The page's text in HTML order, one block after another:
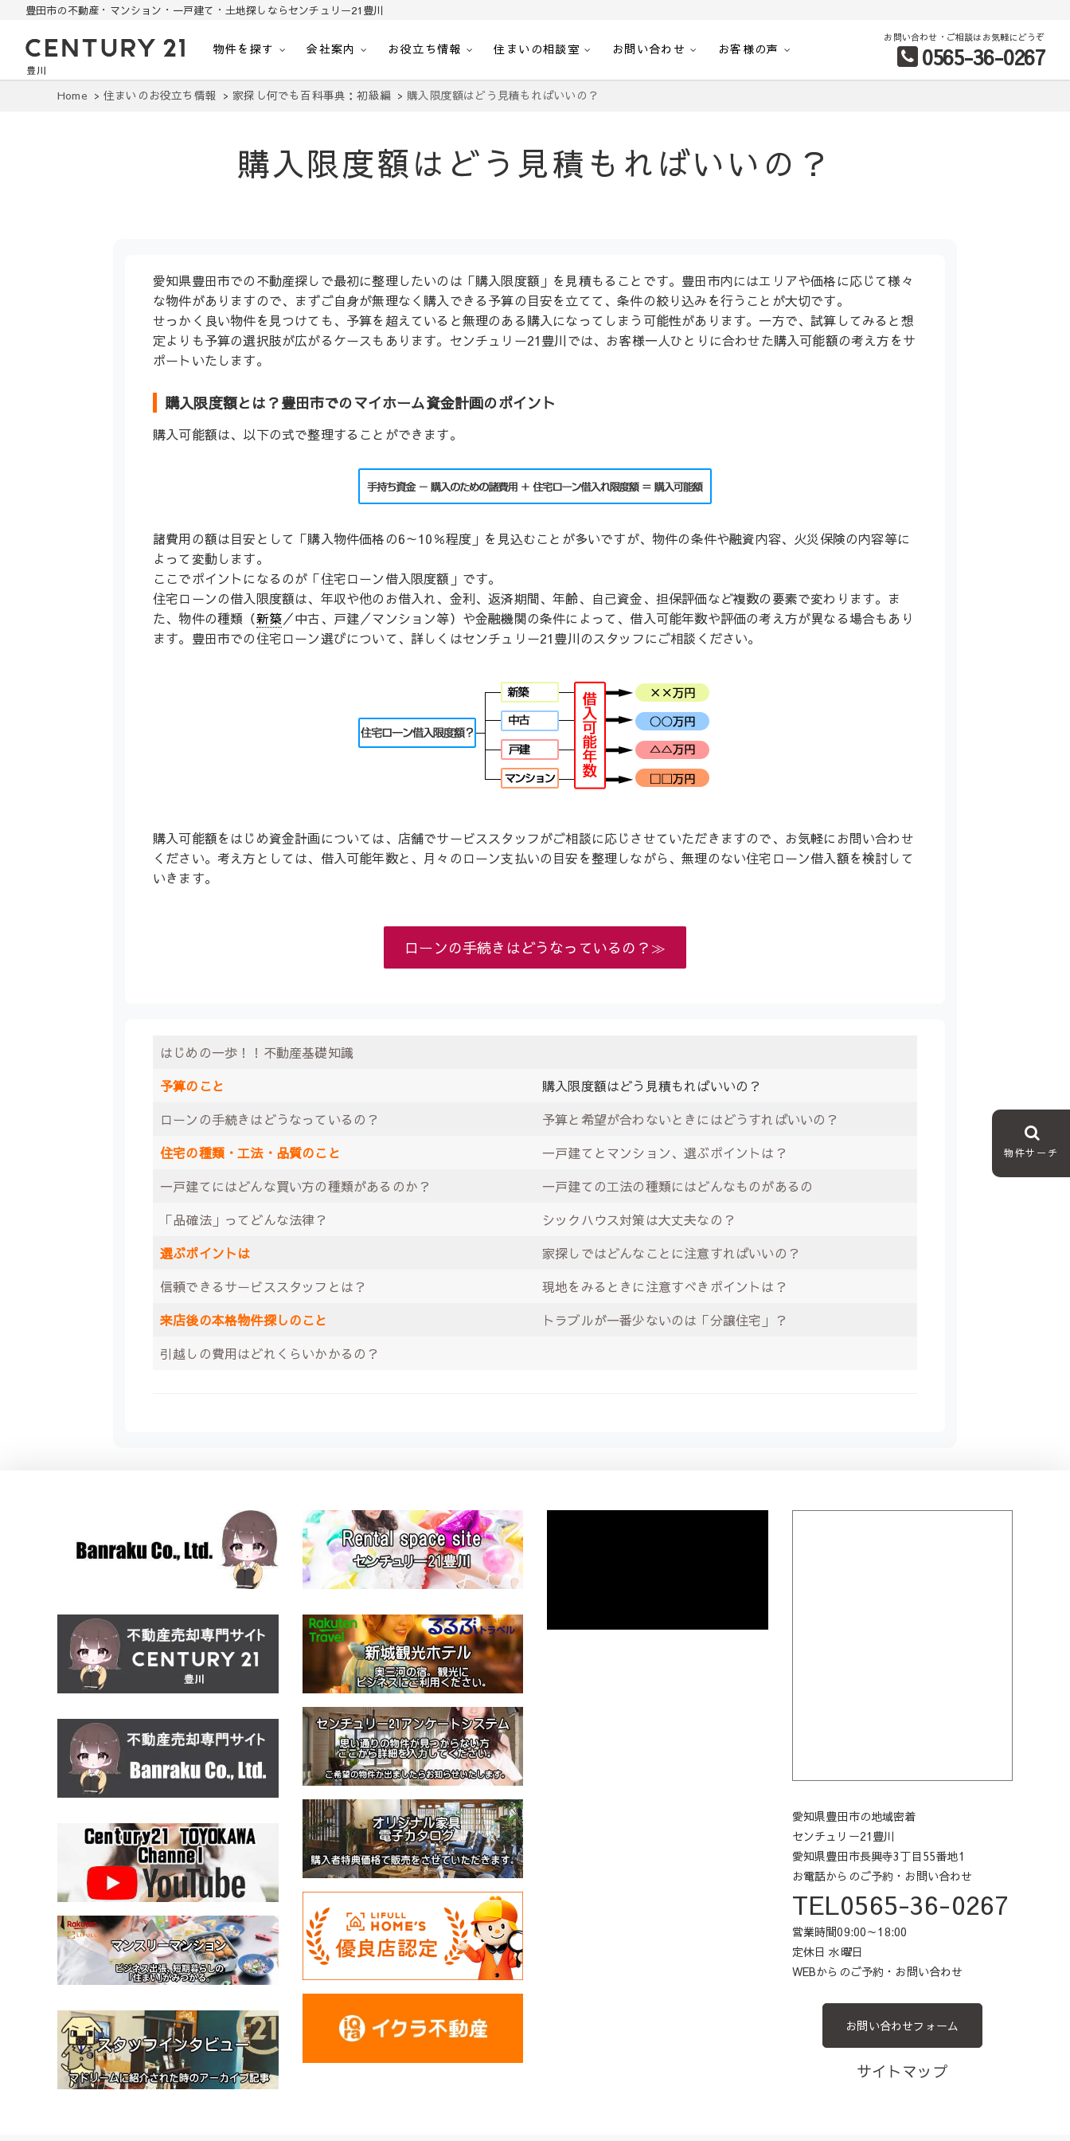
豊田市の不動産・マンション・一戸建て・土地探しならセンチュリー21豊川
豊田市の中古住宅・土地・リノベ物件探し｜センチュリー21豊川
物件を探す 会社案内 お役立ち情報 住まいの相談室 お問い合わせ お客様の声
お問い合わせ・ご相談はお気軽にどうぞ
0565-36-0267
Home 住まいのお役立ち情報 家探し何でも百科事典：初級編 購入限度額はどう見積もればいいの？
購入限度額はどう見積もればいいの？
愛知県豊田市での不動産探しで最初に整理したいのは「購入限度額」を見積もることです。豊田市内にはエリアや価格に応じて様々
な物件がありますので、まずご自身が無理なく購入できる予算の目安を立てて、条件の絞り込みを行うことが大切です。
せっかく良い物件を見つけても、予算を超えていると無理のある購入になってしまう可能性があります。一方で、試算してみると想
定よりも予算の選択肢が広がるケースもあります。センチュリー21豊川では、お客様一人ひとりに合わせた購入可能額の考え方をサ
ポートいたします。
購入限度額とは？豊田市でのマイホーム資金計画のポイント
購入可能額は、以下の式で整理することができます。
諸費用の額は目安として「購入物件価格の6～10％程度」を見込むことが多いですが、物件の条件や融資内容、火災保険の内容等に
よって変動します。
ここでポイントになるのが「住宅ローン借入限度額」です。
住宅ローンの借入限度額は、年収や他のお借入れ、金利、返済期間、年齢、自己資金、担保評価など複数の要素で変わります。ま
た、物件の種類（新築／中古、戸建／マンション等）や金融機関の条件によって、借入可能年数や評価の考え方が異なる場合もあり
ます。豊田市での住宅ローン選びについて、詳しくはセンチュリー21豊川のスタッフにご相談ください。
購入可能額をはじめ資金計画については、店舗でサービススタッフがご相談に応じさせていただきますので、お気軽にお問い合わせ
ください。考え方としては、借入可能年数と、月々のローン支払いの目安を整理しながら、無理のない住宅ローン借入額を検討して
いきます。
ローンの手続きはどうなっているの？≫
はじめの一歩！！不動産基礎知識
予算のこと
購入限度額はどう見積もればいいの？
ローンの手続きはどうなっているの？
予算と希望が合わないときにはどうすればいいの？
住宅の種類・工法・品質のこと
一戸建てとマンション、選ぶポイントは？
一戸建てにはどんな買い方の種類があるのか？
一戸建ての工法の種類にはどんなものがあるの
「品確法」ってどんな法律？
シックハウス対策は大丈夫なの？
選ぶポイントは
家探しではどんなことに注意すればいいの？
信頼できるサービススタッフとは？
現地をみるときに注意すべきポイントは？
来店後の本格物件探しのこと
トラブルが一番少ないのは「分譲住宅」？
引越しの費用はどれくらいかかるの？
物件サーチ
愛知県豊田市の地域密着
センチュリー21豊川
愛知県豊田市長興寺3丁目55番地1
お電話からのご予約・お問い合わせ
TEL0565-36-0267
営業時間09:00～18:00
定休日 水曜日
WEBからのご予約・お問い合わせ
お問い合わせフォーム
サイトマップ